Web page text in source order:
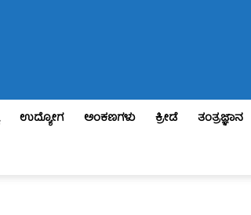
ಉದ್ಯೋಗ ಅಂಕಣಗಳು ಕ್ರೀಡೆ ತಂತ್ರಜ್ಞಾನ